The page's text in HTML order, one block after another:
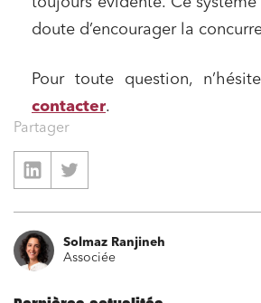
doute d’encourager la
Pour toute question,
contacter.
Partager
Solmaz Ranjineh
Associée
Droit du numérique, données et
Services publics et collectivités
Commande publique
Environnement
Banque finance et assurance